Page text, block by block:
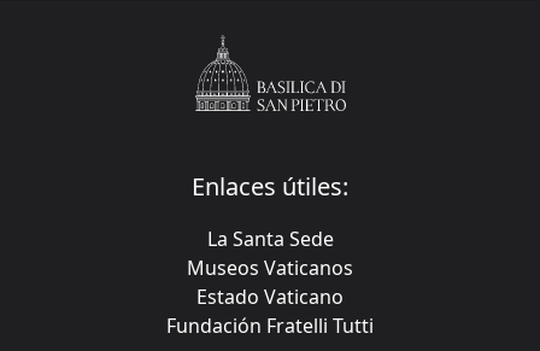
Enlaces útiles:
La Santa Sede
Museos Vaticanos
Estado Vaticano
Fundación Fratelli Tutti